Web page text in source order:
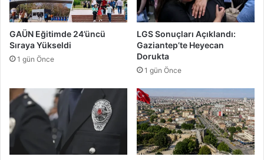
B
u
K
a
d
r
A
ı
r
?
m
:
O
t
y
o
G
ü
GAÜN Eğitimde 24’üncü
Sıraya Yükseldi
1 gün Önce
LGS Sonuçları Açıklandı:
Gaziantep’te Heyecan
Dorukta
1 gün Önce